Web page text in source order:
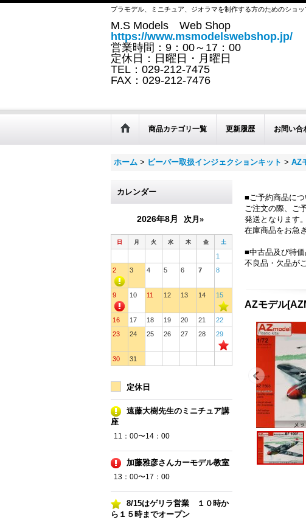
プラモデル、ミニチュア、ジオラマを制作する方のためのショ
M.S Models Web Shop
https://www.msmodelswebshop.jp/
営業時間：9：00～17：00
定休日：日曜日・月曜日
TEL：029-212-7475
FAX：029-212-7476
商品カテゴリ一覧 更新履歴 お問い合
ホーム > ビーバー取扱インジェクションキット > AZ
カレンダー
2026年8月 次月»
日 月 火 水 木 金 土
1
2
3 4 5 6 7 8
9 10 11 12 13 14 15
16 17 18 19 20 21
22
23
24 25 26 27 28 29
30 31
定休日
遠藤大樹先生のミニチュア講
座
11：00〜14：00
加藤雅彦さんカーモデル教室
13：00〜17：00
8/15はゲリラ営業 １０時か
ら１５時までオープン
■ご予約商品につ
ご注文の際、ご
発送となります。
在庫商品をお急
■中古品及び特
不良品・欠品が
AZモデル